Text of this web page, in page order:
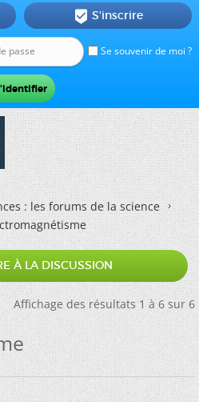
Se souvenir de moi ?
 S'inscrire
: les forums de la science
À LA DISCUSSION
Affichage des résultats 1 à 6 sur 6